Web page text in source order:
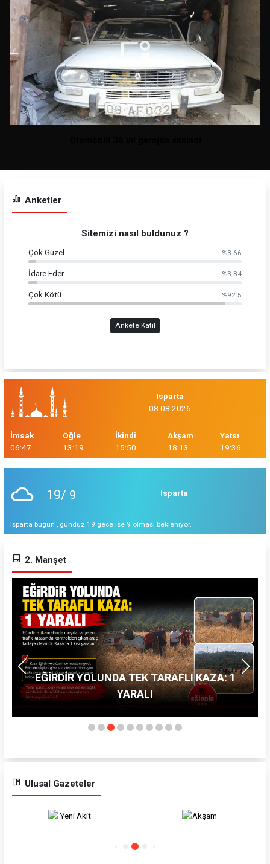
Anketler
Sitemizi nasıl buldunuz ?
Çok Güzel %3.66
İdare Eder %3.84
Çok Kötü %92.5
Ankete Katıl
Isparta
08.08.2026
İmsak
06:47
Öğle
13:19
İkindi
15:50
Akşam
18:13
Yatsı
19:36
19/ 9 Isparta
Isparta bugün , gündüz 19 gece ise 9 olması bekleniyor.
2. Manşet
EĞİRDİR YOLUNDA TEK TARAFLI KAZA: 1
YARALI
Ulusal Gazeteler